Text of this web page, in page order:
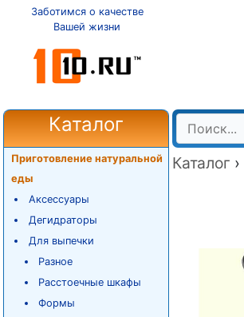
Заботимся о качестве
Вашей жизни
Каталог
Приготовление натуральной
еды
Аксессуары
Дегидраторы
Для выпечки
Разное
Расстоечные шкафы
Формы
Каталог ›